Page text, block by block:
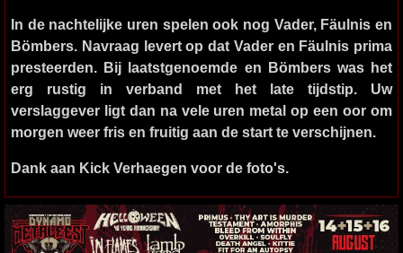
In de nachtelijke uren spelen ook nog Vader, Fäulnis en
Bömbers. Navraag levert op dat Vader en Fäulnis prima
presteerden. Bij laatstgenoemde en Bömbers was het
erg rustig in verband met het late tijdstip. Uw
verslaggever ligt dan na vele uren metal op een oor om
morgen weer fris en fruitig aan de start te verschijnen.
Dank aan Kick Verhaegen voor de foto's.